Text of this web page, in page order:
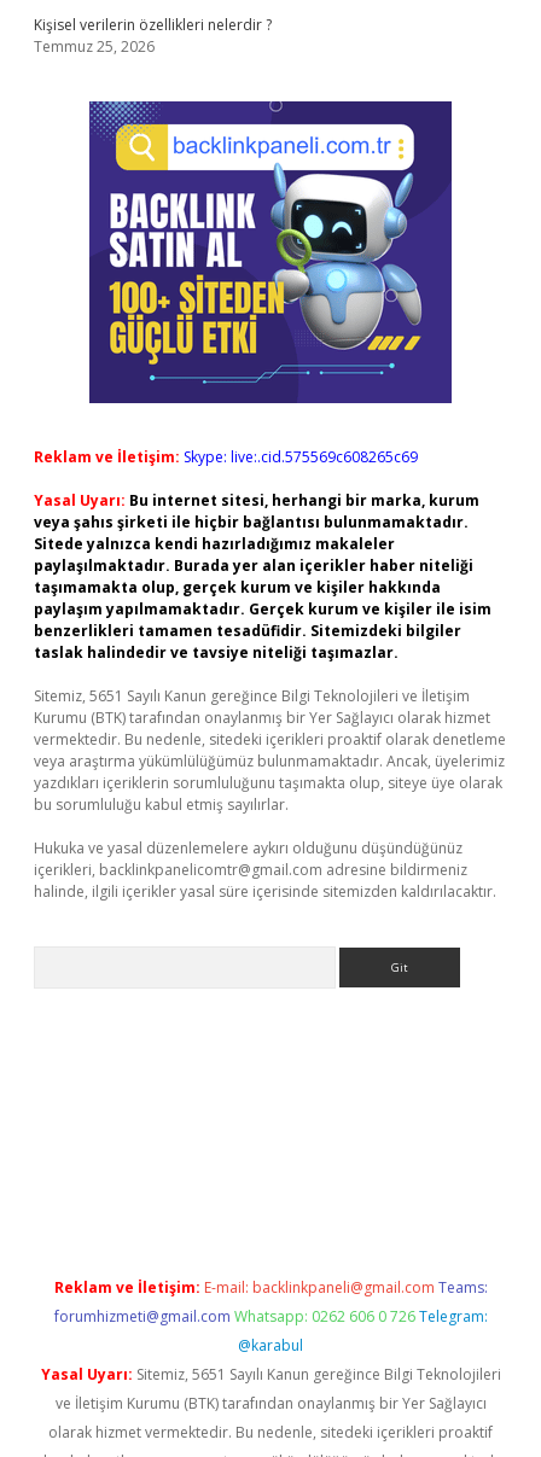
Kişisel verilerin özellikleri nelerdir ?
Temmuz 25, 2026
Reklam ve İletişim: Skype: live:.cid.575569c608265c69
Yasal Uyarı: Bu internet sitesi, herhangi bir marka, kurum
veya şahıs şirketi ile hiçbir bağlantısı bulunmamaktadır.
Sitede yalnızca kendi hazırladığımız makaleler
paylaşılmaktadır. Burada yer alan içerikler haber niteliği
taşımamakta olup, gerçek kurum ve kişiler hakkında
paylaşım yapılmamaktadır. Gerçek kurum ve kişiler ile isim
benzerlikleri tamamen tesadüfidir. Sitemizdeki bilgiler
taslak halindedir ve tavsiye niteliği taşımazlar.
Sitemiz, 5651 Sayılı Kanun gereğince Bilgi Teknolojileri ve İletişim
Kurumu (BTK) tarafından onaylanmış bir Yer Sağlayıcı olarak hizmet
vermektedir. Bu nedenle, sitedeki içerikleri proaktif olarak denetleme
veya araştırma yükümlülüğümüz bulunmamaktadır. Ancak, üyelerimiz
yazdıkları içeriklerin sorumluluğunu taşımakta olup, siteye üye olarak
bu sorumluluğu kabul etmiş sayılırlar.
Hukuka ve yasal düzenlemelere aykırı olduğunu düşündüğünüz
içerikleri, backlinkpanelicomtr@gmail.com adresine bildirmeniz
halinde, ilgili içerikler yasal süre içerisinde sitemizden kaldırılacaktır.
Reklam ve İletişim: E-mail: backlinkpaneli@gmail.com Teams:
forumhizmeti@gmail.com Whatsapp: 0262 606 0 726 Telegram:
@karabul
Yasal Uyarı: Sitemiz, 5651 Sayılı Kanun gereğince Bilgi Teknolojileri
ve İletişim Kurumu (BTK) tarafından onaylanmış bir Yer Sağlayıcı
olarak hizmet vermektedir. Bu nedenle, sitedeki içerikleri proaktif